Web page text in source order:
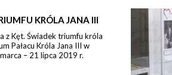
KRÓLA JANA III
z Kęt. Świadek triumfu króla
Pałacu Króla Jana III w
– 21 lipca 2019 r.